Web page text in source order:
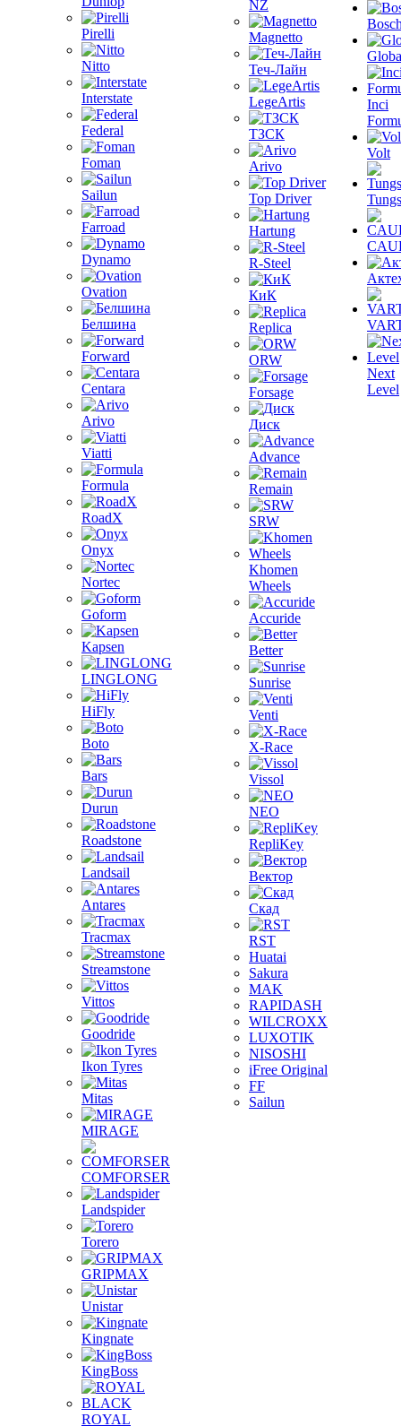
Pirelli
Nitto
Interstate
Federal
Foman
Sailun
Farroad
Dynamo
Ovation
Белшина
Forward
Centara
Arivo
Viatti
Formula
RoadX
Onyx
Nortec
Goform
Kapsen
LINGLONG
HiFly
Boto
Bars
Durun
Roadstone
Landsail
Antares
Tracmax
Streamstone
Vittos
Goodride
Ikon Tyres
Mitas
MIRAGE
COMFORSER
Landspider
Torero
GRIPMAX
Unistar
Kingnate
KingBoss
ROYAL
NZ
Magnetto
Теч-Лайн
LegeArtis
ТЗСК
Arivo
Top Driver
Hartung
R-Steel
КиК
Replica
ORW
Forsage
Диск
Advance
Remain
SRW
Khomen
Wheels
Accuride
Better
Sunrise
Venti
X-Race
Vissol
NEO
RepliKey
Вектор
Скад
RST
Huatai
Sakura
MAK
RAPIDASH
WILCROXX
LUXOTIK
NISOSHI
iFree Original
FF
Sailun
Inci
Volt
Next
Level